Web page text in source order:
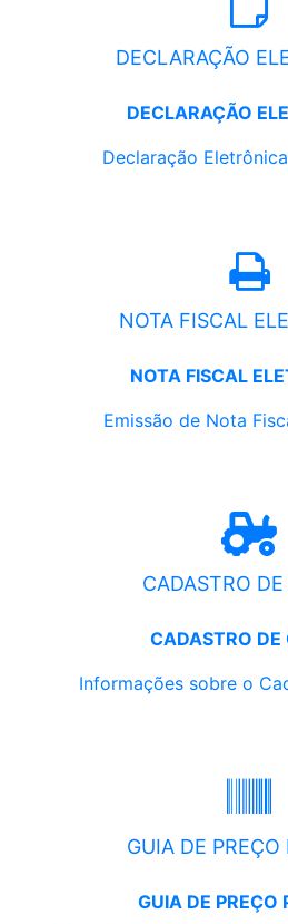
DECLARAÇÃO
DECLARAÇÃO
Declaração
NOTA FISCAL
NOTA FISCAL
Emissão de Nota
CADASTRO
CADASTRO DE
Informações sobre o
GUIA DE PREÇO
GUIA DE PREÇO